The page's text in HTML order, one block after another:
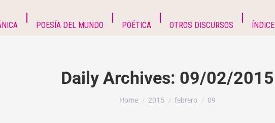
POESÍA DEL MUNDO POÉTICA OTROS DISCURSOS ÍNDICE
Daily Archives: 09/02/2015
You are here:
Home 2015 febrero 09